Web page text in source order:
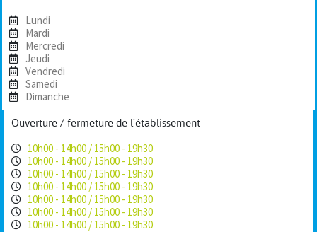
Lundi
Mardi
Mercredi
Jeudi
Vendredi
Samedi
Dimanche
Ouverture / fermeture de l'établissement
10h00 - 14h00 / 15h00 - 19h30
10h00 - 14h00 / 15h00 - 19h30
10h00 - 14h00 / 15h00 - 19h30
10h00 - 14h00 / 15h00 - 19h30
10h00 - 14h00 / 15h00 - 19h30
10h00 - 14h00 / 15h00 - 19h30
10h00 - 14h00 / 15h00 - 19h30